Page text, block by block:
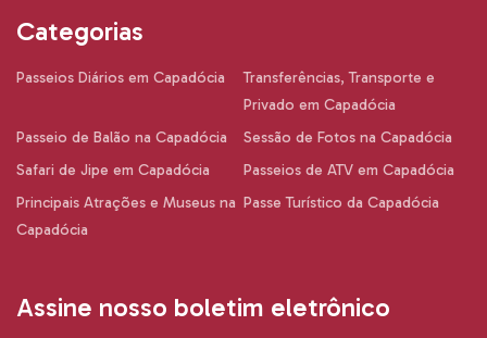
Categorias
Passeios Diários em Capadócia
Transferências, Transporte e
Privado em Capadócia
Passeio de Balão na Capadócia
Sessão de Fotos na Capadócia
Safari de Jipe em Capadócia
Passeios de ATV em Capadócia
Principais Atrações e Museus na
Capadócia
Passe Turístico da Capadócia
Assine nosso boletim eletrônico